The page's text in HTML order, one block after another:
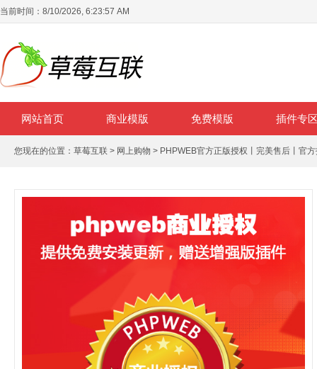
当前时间： 8/10/2026, 6:23:58 AM
网站首页 商业模版 免费模版 插件专
您现在的位置： 草莓互联 > 网上购物 > PHPWEB官方正版授权丨完美售后丨官